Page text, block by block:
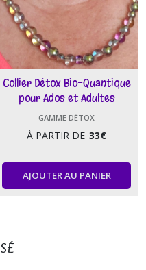
Collier Détox Bio-Quantique
pour Ados et Adultes
GAMME DÉTOX
À PARTIR DE 33€
AJOUTER AU PANIER